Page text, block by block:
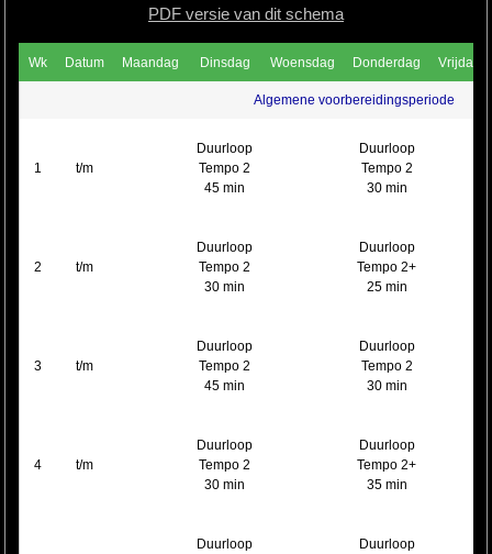
PDF versie van dit schema
Wk Datum Maandag Dinsdag Woensdag Donderdag Vrijdag
Algemene voorbereidingsperiode
1 t/m
Duurloop
Tempo 2
45 min
Duurloop
Tempo 2
30 min
2 t/m
Duurloop
Tempo 2
30 min
Duurloop
Tempo 2+
25 min
3 t/m
Duurloop
Tempo 2
45 min
Duurloop
Tempo 2
30 min
4 t/m
Duurloop
Tempo 2
30 min
Duurloop
Tempo 2+
35 min
Duurloop
Duurloop